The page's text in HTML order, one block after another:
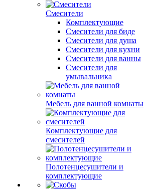
Смесители
Комплектующие
Смесители для биде
Смесители для душа
Смесители для кухни
Смесители для ванны
Смесители для
умывальника
Мебель для ванной комнаты
Комплектующие для
смесителей
Полотенцесушители и
комплектующие